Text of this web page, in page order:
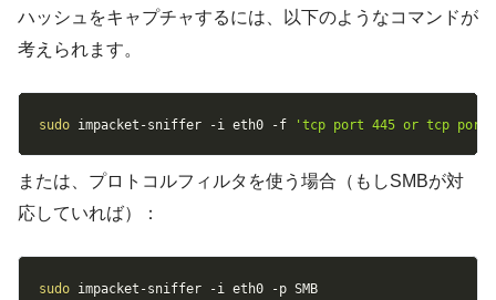
ハッシュをキャプチャするには、以下のようなコマンドが
考えられます。
sudo impacket-sniffer -i eth0 -f 'tcp port 445 or tcp port
または、プロトコルフィルタを使う場合（もしSMBが対
応していれば）：
sudo impacket-sniffer -i eth0 -p SMB